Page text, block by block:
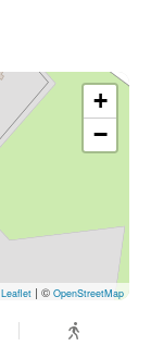
+
−
Leaflet | © OpenStreetMap